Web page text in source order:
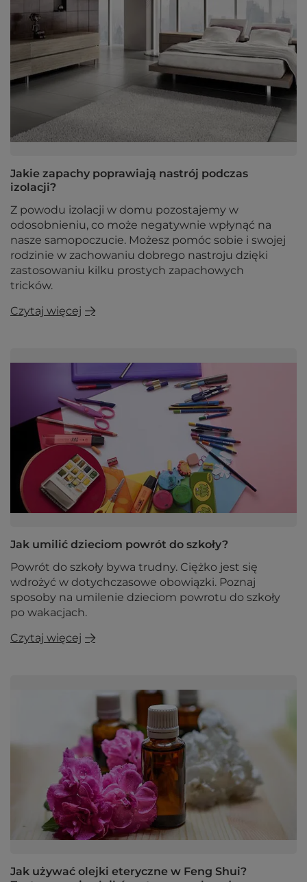
Jakie zapachy poprawiają nastrój podczas
izolacji?
Z powodu izolacji w domu pozostajemy w
odosobnieniu, co może negatywnie wpłynąć na
nasze samopoczucie. Możesz pomóc sobie i swojej
rodzinie w zachowaniu dobrego nastroju dzięki
zastosowaniu kilku prostych zapachowych
tricków.
Czytaj więcej
Jak umilić dzieciom powrót do szkoły?
Powrót do szkoły bywa trudny. Ciężko jest się
wdrożyć w dotychczasowe obowiązki. Poznaj
sposoby na umilenie dzieciom powrotu do szkoły
po wakacjach.
Czytaj więcej
Jak używać olejki eteryczne w Feng Shui?